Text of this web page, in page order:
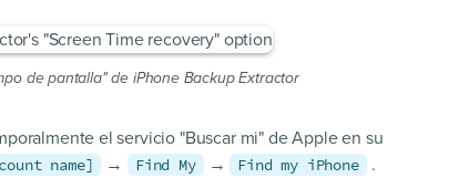
de pantalla" de iPhone Backup Extractor
el servicio "Buscar mi" de Apple en su
name] → Find My → Find my iPhone
.